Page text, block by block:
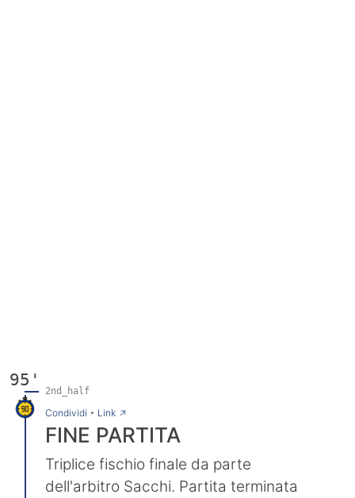
95'
2nd_half
Condividi • Link→
FINE PARTITA
Triplice fischio finale da parte
dell'arbitro Sacchi. Partita terminata